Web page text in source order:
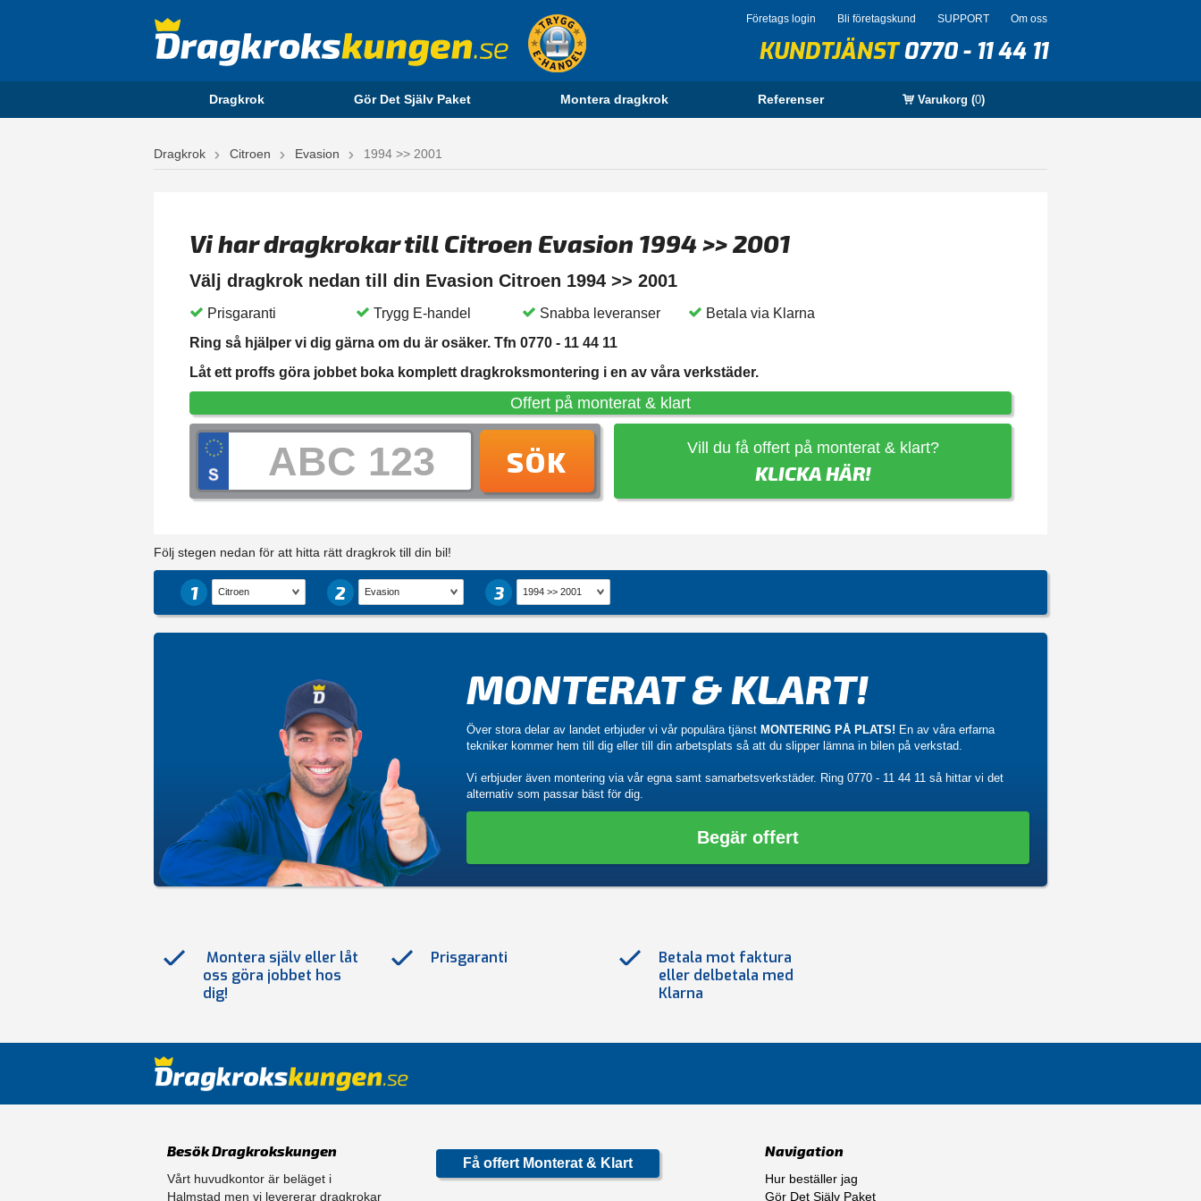
Företags login Bli företagskund SUPPORT Om oss
KUNDTJÄNST0770 - 11 44 11
Dragkrok Gör Det Själv Paket Montera dragkrok Referenser Varukorg (0)
Dragkrok Citroen Evasion 1994 >> 2001
Vi har dragkrokar till Citroen Evasion 1994 >> 2001
Välj dragkrok nedan till din Evasion Citroen 1994 >> 2001
Prisgaranti Trygg E-handel Snabba leveranser
Betala via Klarna
Ring så hjälper vi dig gärna om du är osäker. Tfn 0770 - 11 44 11
Låt ett proffs göra jobbet boka komplett dragkroksmontering i en av våra verkstäder.
Offert på monterat & klart
SÖK Vill du få offert på monterat & klart?
KLICKA HÄR!
Följ stegen nedan för att hitta rätt dragkrok till din bil!
1 2 3
MONTERAT & KLART!
Över stora delar av landet erbjuder vi vår populära tjänst MONTERING PÅ PLATS! En av våra erfarna
tekniker kommer hem till dig eller till din arbetsplats så att du slipper lämna in bilen på verkstad.
Vi erbjuder även montering via vår egna samt samarbetsverkstäder. Ring 0770 - 11 44 11 så hittar vi det
alternativ som passar bäst för dig.
Begär offert
Montera själv eller låt
oss göra jobbet hos
dig!
Prisgaranti
Betala mot faktura
eller delbetala med
Klarna
Besök Dragkrokskungen
Vårt huvudkontor är beläget i
Halmstad men vi levererar dragkrokar
Få offert Monterat & Klart
Navigation
Hur beställer jag
Gör Det Själv Paket